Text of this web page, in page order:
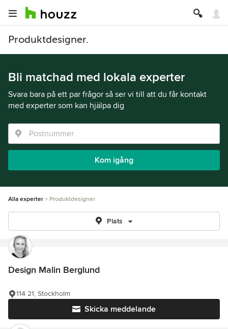
Produktdesigner.
Bli matchad med lokala experter
Svara bara på ett par frågor så ser vi till att du får kontakt
med experter som kan hjälpa dig
Kom igång
Alla experter Produktdesigner
Plats
Design Malin Berglund
Skicka meddelande
114 21, Stockholm